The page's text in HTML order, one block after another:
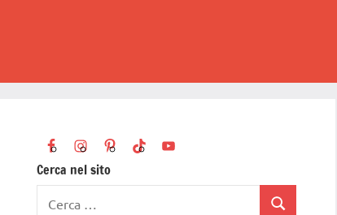
Cerca nel sito